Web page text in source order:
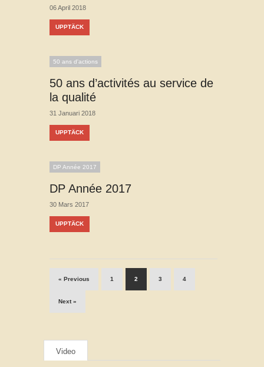
06 April 2018
UPPTÄCK
50 ans d'actions
50 ans d’activités au service de
la qualité
31 Januari 2018
UPPTÄCK
DP Année 2017
DP Année 2017
30 Mars 2017
UPPTÄCK
« Previous 1 2 3 4
Next »
Video